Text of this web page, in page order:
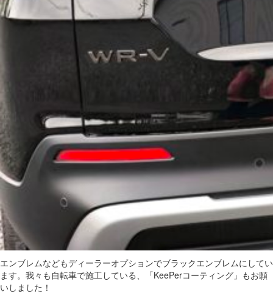
エンブレムなどもディーラーオプションでブラックエンブレムにしてい
ます。我々も自転車で施工している、「KeePerコーティング」もお願
いしました！